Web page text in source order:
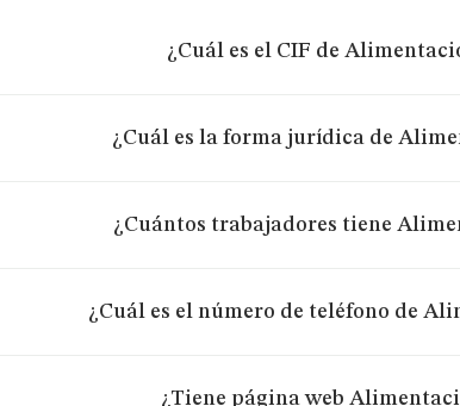
¿Cuál es el CIF de
¿Cuál es la forma jurídica de
¿Cuántos trabajadores tiene
¿Cuál es el número de teléfono de
¿Tiene página web